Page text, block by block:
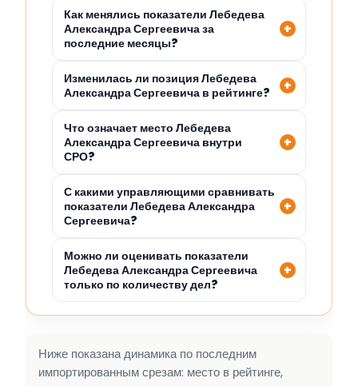
Как менялись показатели Лебедева
Александра Сергеевича за
последние месяцы?
Изменилась ли позиция Лебедева
Александра Сергеевича в рейтинге?
Что означает место Лебедева
Александра Сергеевича внутри
СРО?
С какими управляющими сравнивать
показатели Лебедева Александра
Сергеевича?
Можно ли оценивать показатели
Лебедева Александра Сергеевича
только по количеству дел?
Ниже показана динамика по последним
импортированным срезам: место в рейтинге,